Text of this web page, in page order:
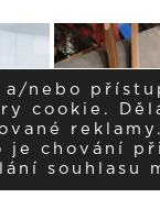
a/nebo
cookie.
je chování